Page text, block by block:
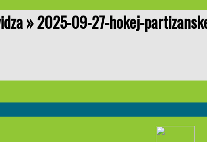
»2025-09-27-hokej-